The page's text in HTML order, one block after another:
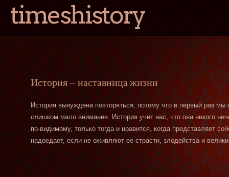
timeshistory
История — наставница жизни
История вынуждена повторяться, потому что в первый раз
слишком мало внимания. История учит нас, что она никого
по-видимому, только тогда и нравится, когда представляет
надоедает, если не оживляют ее страсти, злодейства и